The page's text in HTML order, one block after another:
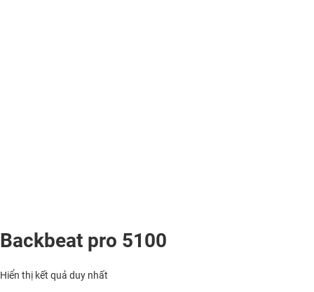
Backbeat pro 5100
Hiển thị kết quả duy nhất